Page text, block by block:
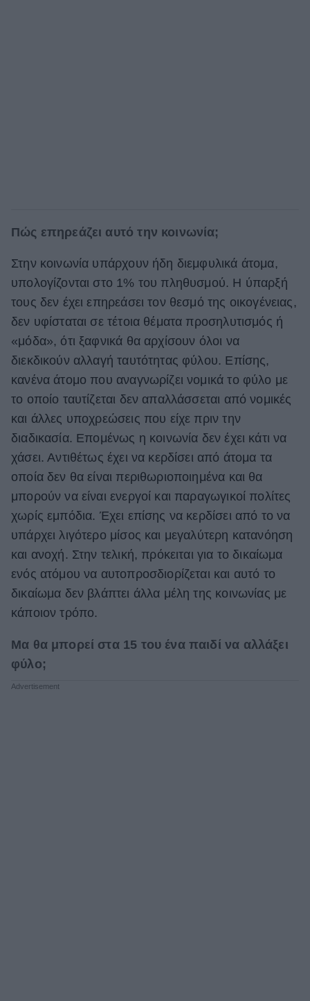
Πώς επηρεάζει αυτό την κοινωνία;
Στην κοινωνία υπάρχουν ήδη διεμφυλικά άτομα,
υπολογίζονται στο 1% του πληθυσμού. Η ύπαρξή
τους δεν έχει επηρεάσει τον θεσμό της οικογένειας,
δεν υφίσταται σε τέτοια θέματα προσηλυτισμός ή
«μόδα», ότι ξαφνικά θα αρχίσουν όλοι να
διεκδικούν αλλαγή ταυτότητας φύλου. Επίσης,
κανένα άτομο που αναγνωρίζει νομικά το φύλο με
το οποίο ταυτίζεται δεν απαλλάσσεται από νομικές
και άλλες υποχρεώσεις που είχε πριν την
διαδικασία. Επομένως η κοινωνία δεν έχει κάτι να
χάσει. Αντιθέτως έχει να κερδίσει από άτομα τα
οποία δεν θα είναι περιθωριοποιημένα και θα
μπορούν να είναι ενεργοί και παραγωγικοί πολίτες
χωρίς εμπόδια. Έχει επίσης να κερδίσει από το να
υπάρχει λιγότερο μίσος και μεγαλύτερη κατανόηση
και ανοχή. Στην τελική, πρόκειται για το δικαίωμα
ενός ατόμου να αυτοπροσδιορίζεται και αυτό το
δικαίωμα δεν βλάπτει άλλα μέλη της κοινωνίας με
κάποιον τρόπο.
Μα θα μπορεί στα 15 του ένα παιδί να αλλάξει
φύλο;